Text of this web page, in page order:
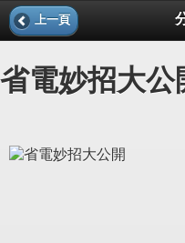
上一頁
省電妙招大公